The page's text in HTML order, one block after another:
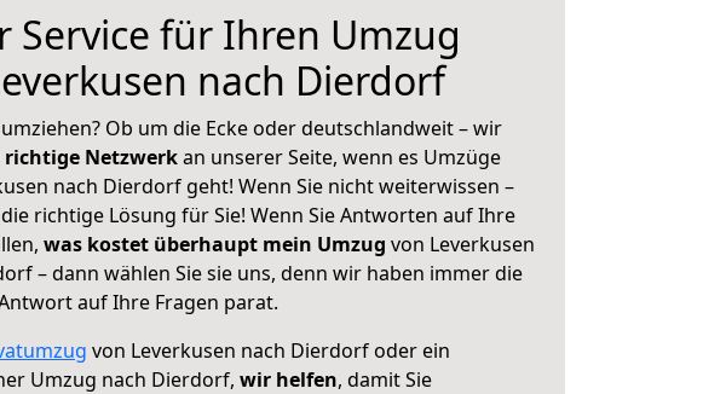
Service für Ihren Umzug
nach Dierdorf
Ob um die Ecke oder deutschlandweit – wir
richtige Netzwerkan unserer Seite, wenn es Umzüge
nach Dierdorf geht! Wenn Sie nicht weiterwissen –
richtige Lösung für Sie! Wenn Sie Antworten auf Ihre
was kostet überhaupt mein Umzug von Leverkusen
– dann wählen Sie sie uns, denn wir haben immer die
auf Ihre Fragen parat.
von Leverkusen nach Dierdorf oder ein
Umzug nach Dierdorf, wir helfen, damit Sie